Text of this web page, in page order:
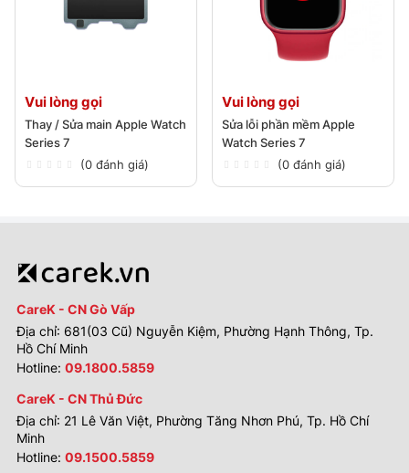
Vui lòng gọi
Thay / Sửa main Apple Watch
Series 7
(0 đánh giá)
Vui lòng gọi
Sửa lỗi phần mềm Apple
Watch Series 7
(0 đánh giá)
CareK - CN Gò Vấp
Địa chỉ: 681(03 Cũ) Nguyễn Kiệm, Phường Hạnh Thông, Tp.
Hồ Chí Minh
Hotline: 09.1800.5859
CareK - CN Thủ Đức
Địa chỉ: 21 Lê Văn Việt, Phường Tăng Nhơn Phú, Tp. Hồ Chí
Minh
Hotline: 09.1500.5859